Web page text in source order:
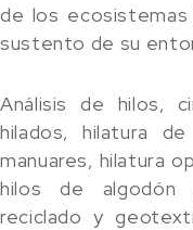
de los ecosistemas
sustento de su
Análisis de hilos,
hilados, hilatura
manuares, hilatura
hilos de algodón
reciclado y